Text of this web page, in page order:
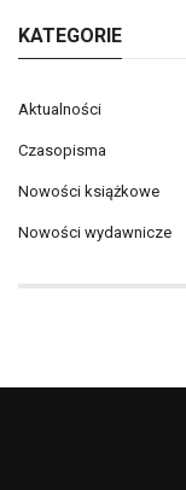
KATEGORIE
Aktualności
Czasopisma
Nowości książkowe
Nowości wydawnicze